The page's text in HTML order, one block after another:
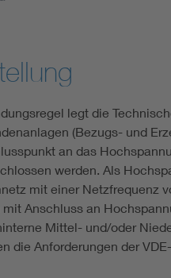
legt die
(Bezugs- und
an das
werden. Als
mit einer Netzfrequenz
Anschluss an
Mittel- und/oder
die Anforderungen der